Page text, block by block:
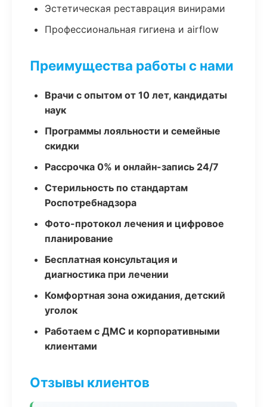
Эстетическая реставрация винирами
Профессиональная гигиена и airflow
Преимущества работы с нами
Врачи с опытом от 10 лет, кандидаты
наук
Программы лояльности и семейные
скидки
Рассрочка 0% и онлайн-запись 24/7
Стерильность по стандартам
Роспотребнадзора
Фото-протокол лечения и цифровое
планирование
Бесплатная консультация и
диагностика при лечении
Комфортная зона ожидания, детский
уголок
Работаем с ДМС и корпоративными
клиентами
Отзывы клиентов